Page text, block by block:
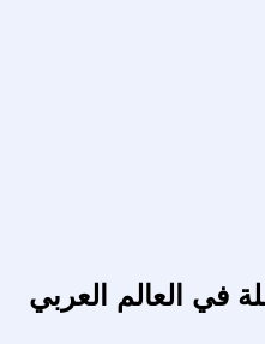
في العالم العربي